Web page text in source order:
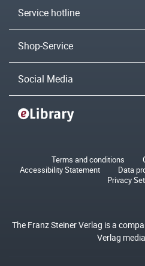
Service hotline
Shop-Service
Social Media
Terms and conditions
Accessibility Statement
Data
Privacy
The Franz Steiner Verlag is a
Verlag